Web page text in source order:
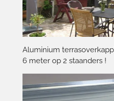
Aluminium
6 meter op 2 staanders !